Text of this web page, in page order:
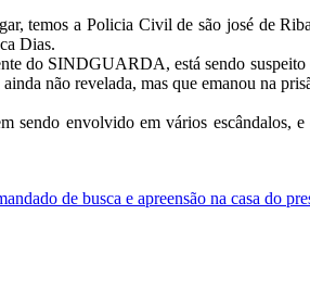
temos a Policia Civil de são josé de
Dias.
do SINDGUARDA, está sendo
não revelada, mas que emanou na
envolvido em vários escândalos,
de busca e apreensão na casa do